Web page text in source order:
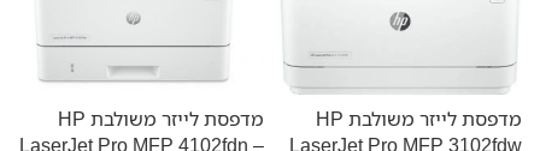
מדפסת לייזר משולבת HP
LaserJet Pro MFP 3102fdw
מדפסת לייזר משולבת HP
LaserJet Pro MFP 4102fdn –